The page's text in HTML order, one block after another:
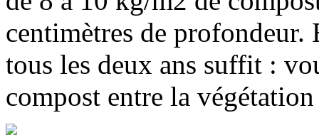
centimètres de profondeur.
tous les deux ans suffit :
compost entre la